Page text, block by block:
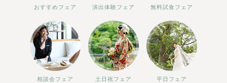
おすすめフェア 演出体験フェア 無料試食フェア
相談会フェア 土日祝フェア 平日フェア